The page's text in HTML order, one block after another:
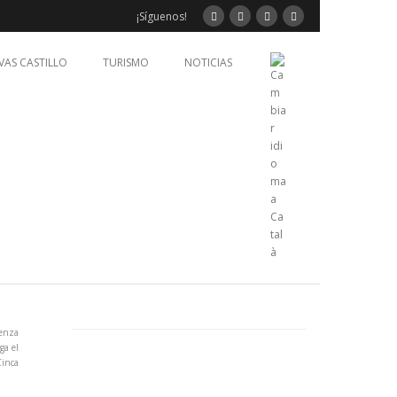
¡Síguenos!
CASTILLO TURISMO NOTICIAS
el